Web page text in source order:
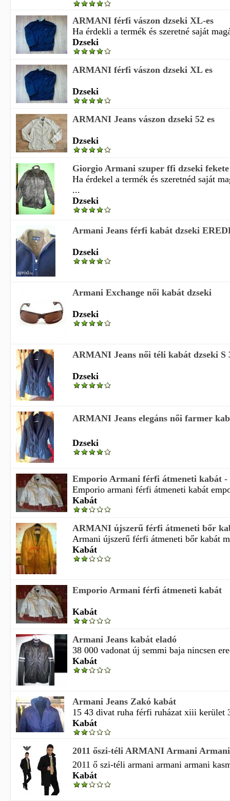
ARMANI férfi vászon dzseki XL-es
Ha érdekli a termék és szeretné saját
Dzseki
ARMANI férfi vászon dzseki XL es
Dzseki
ARMANI Jeans vászon dzseki 52 es
Dzseki
Giorgio Armani szuper ffi dzseki
Ha érdekel a termék és szeretnéd saját
...
Dzseki
Armani Jeans férfi kabát dzseki
Dzseki
Armani Exchange női kabát dzseki
Dzseki
ARMANI Jeans női téli kabát dzseki S
Dzseki
ARMANI Jeans elegáns női farmer
Dzseki
Emporio Armani férfi átmeneti kabát -
Emporio armani férfi átmeneti kabát
Kabát
ARMANI újszerű férfi átmeneti bőr
Armani újszerű férfi átmeneti bőr kabát
Kabát
Emporio Armani férfi átmeneti kabát
Kabát
Armani Jeans kabát eladó
38 000 vadonat új semmi baja nincsen
Kabát
Armani Jeans Zakó kabát
15 43 divat ruha férfi ruházat xiii kerület
Kabát
2011 őszi-téli ARMANI Armani
2011 ő szi-téli armani armani armani
Kabát